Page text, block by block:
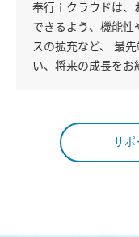
奉行ｉクラウドは、
できるよう、機能性
スの拡充など、 最
い、将来の成長をお
サポ